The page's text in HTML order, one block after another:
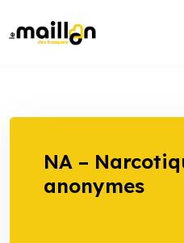
to
NA –
anonymes